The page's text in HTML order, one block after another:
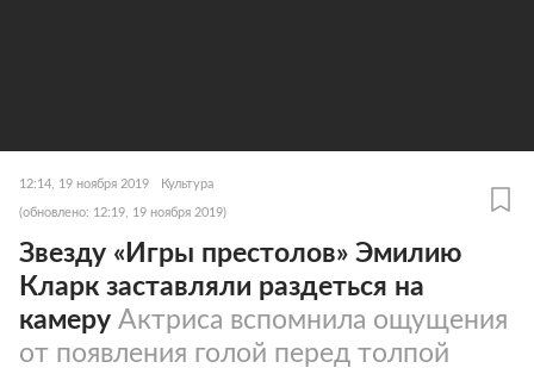
12:14, 19 ноября 2019 Культура
(обновлено: 12:19, 19 ноября 2019)
Звезду «Игры престолов» Эмилию
Кларк заставляли раздеться на
камеру Актриса вспомнила ощущения
от появления голой перед толпой